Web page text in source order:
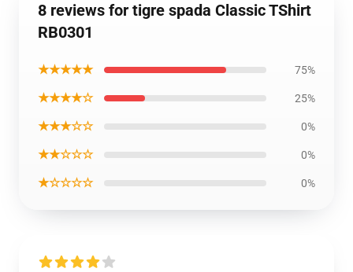
8 reviews for tigre spada Classic TShirt
RB0301
★★★★★ 75%
★★★★☆ 25%
★★★☆☆ 0%
★★☆☆☆ 0%
★☆☆☆☆ 0%